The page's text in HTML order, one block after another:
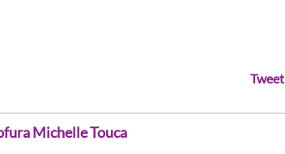
Tweet
MichelleTouca